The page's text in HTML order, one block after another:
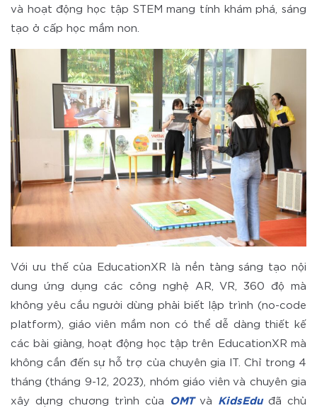
và hoạt động học tập STEM mang tính khám phá, sáng
tạo ở cấp học mầm non.
Với ưu thế của EducationXR là nền tảng sáng tạo nội
dung ứng dụng các công nghệ AR, VR, 360 độ mà
không yêu cầu người dùng phải biết lập trình (no-code
platform), giáo viên mầm non có thể dễ dàng thiết kế
các bài giảng, hoạt động học tập trên EducationXR mà
không cần đến sự hỗ trợ của chuyên gia IT. Chỉ trong 4
tháng (tháng 9-12, 2023), nhóm giáo viên và chuyên gia
xây dựng chương trình của
OMTvà KidsEduđã chủ